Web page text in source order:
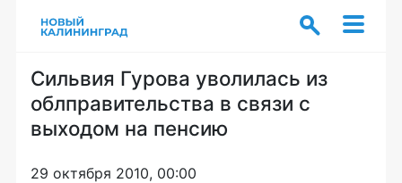
Сильвия Гурова уволилась из
облправительства в связи с
выходом на пенсию
29 октября 2010, 00:00